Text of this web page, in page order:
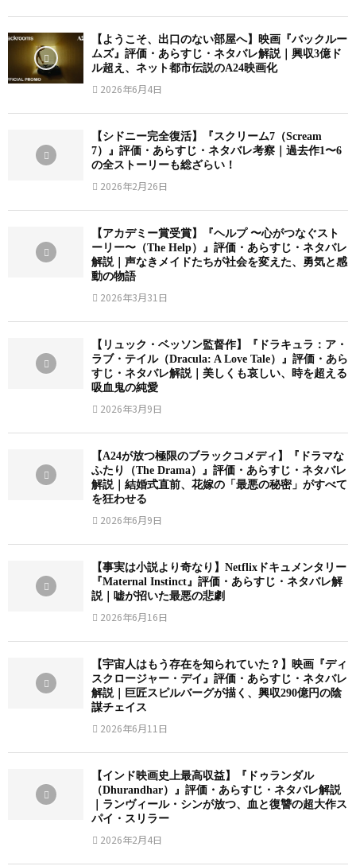
【ようこそ、出口のない部屋へ】映画『バックルー
ムズ』評価・あらすじ・ネタバレ解説｜興収3億ド
ル超え、ネット都市伝説のA24映画化
2026年6月4日
【シドニー完全復活】『スクリーム7（Scream
7）』評価・あらすじ・ネタバレ考察｜過去作1〜6
の全ストーリーも総ざらい！
2026年2月26日
【アカデミー賞受賞】『ヘルプ 〜心がつなぐスト
ーリー〜（The Help）』評価・あらすじ・ネタバレ
解説｜声なきメイドたちが社会を変えた、勇気と感
動の物語
2026年3月31日
【リュック・ベッソン監督作】『ドラキュラ：ア・
ラブ・テイル（Dracula: A Love Tale）』評価・あら
すじ・ネタバレ解説｜美しくも哀しい、時を超える
吸血鬼の純愛
2026年3月9日
【A24が放つ極限のブラックコメディ】『ドラマな
ふたり（The Drama）』評価・あらすじ・ネタバレ
解説｜結婚式直前、花嫁の「最悪の秘密」がすべて
を狂わせる
2026年6月9日
【事実は小説より奇なり】Netflixドキュメンタリー
『Maternal Instinct』評価・あらすじ・ネタバレ解
説｜嘘が招いた最悪の悲劇
2026年6月16日
【宇宙人はもう存在を知られていた？】映画『ディ
スクロージャー・デイ』評価・あらすじ・ネタバレ
解説｜巨匠スピルバーグが描く、興収290億円の陰
謀チェイス
2026年6月11日
【インド映画史上最高収益】『ドゥランダル
（Dhurandhar）』評価・あらすじ・ネタバレ解説
｜ランヴィール・シンが放つ、血と復讐の超大作ス
パイ・スリラー
2026年2月4日